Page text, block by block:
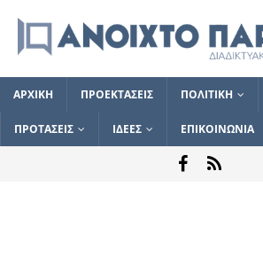
ΑΡΧΙΚΗ ΠΡΟΕΚΤΑΣΕΙΣ ΠΟΛΙΤΙΚΗ
ΠΡΟΤΑΣΕΙΣ ΙΔΕΕΣ ΕΠΙΚΟΙΝΩΝΙΑ